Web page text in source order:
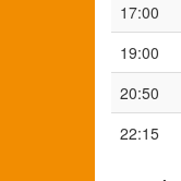
17:00
19:00
20:50
22:15